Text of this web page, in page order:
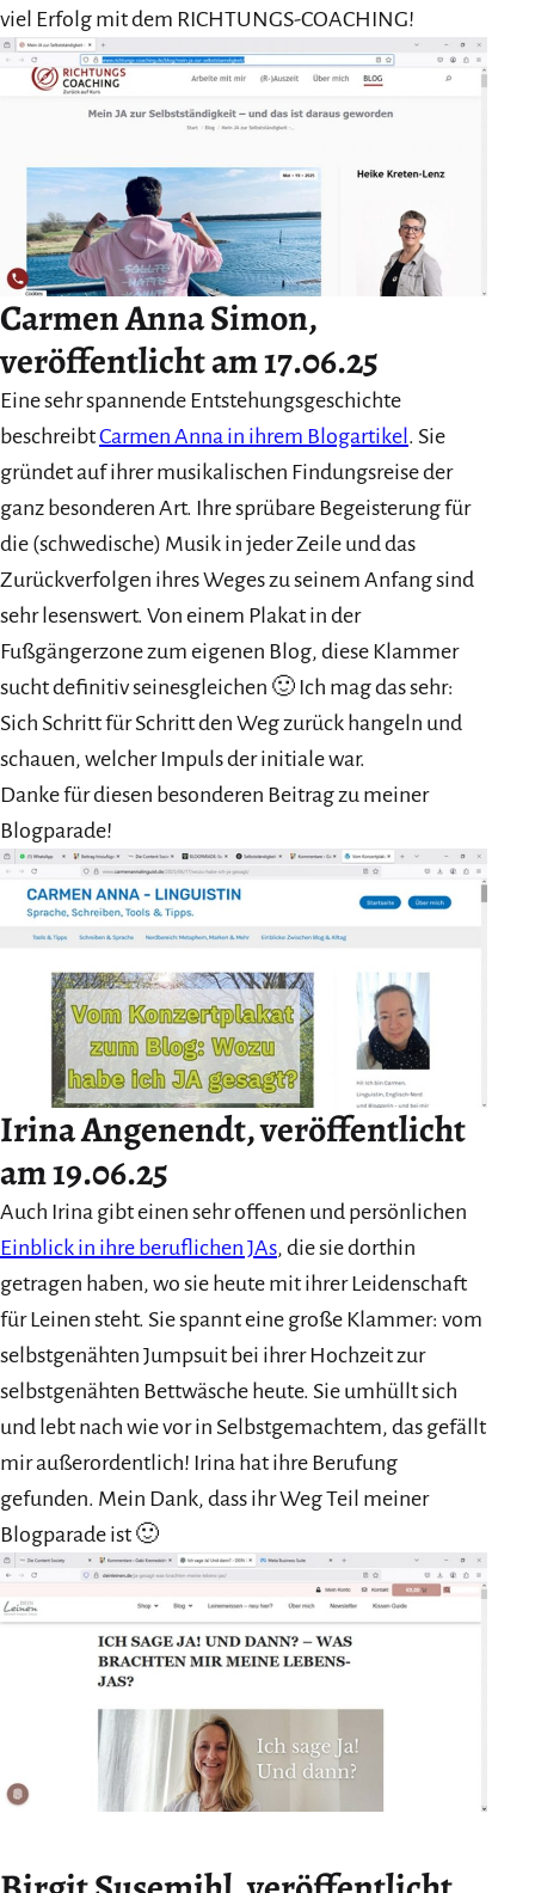
viel Erfolg mit dem RICHTUNGS-COACHING!
Carmen Anna Simon,
veröffentlicht am 17.06.25
Eine sehr spannende Entstehungsgeschichte
beschreibtCarmen Anna in ihrem Blogartikel. Sie
gründet auf ihrer musikalischen Findungsreise der
ganz besonderen Art. Ihre sprübare Begeisterung für
die (schwedische) Musik in jeder Zeile und das
Zurückverfolgen ihres Weges zu seinem Anfang sind
sehr lesenswert. Von einem Plakat in der
Fußgängerzone zum eigenen Blog, diese Klammer
sucht definitiv seinesgleichen 🙂 Ich mag das sehr:
Sich Schritt für Schritt den Weg zurück hangeln und
schauen, welcher Impuls der initiale war.
Danke für diesen besonderen Beitrag zu meiner
Blogparade!
Irina Angenendt, veröffentlicht
am 19.06.25
Auch Irina gibt einen sehr offenen und persönlichen
Einblick in ihre beruflichen JAs, die sie dorthin
getragen haben, wo sie heute mit ihrer Leidenschaft
für Leinen steht. Sie spannt eine große Klammer: vom
selbstgenähten Jumpsuit bei ihrer Hochzeit zur
selbstgenähten Bettwäsche heute. Sie umhüllt sich
und lebt nach wie vor in Selbstgemachtem, das gefällt
mir außerordentlich! Irina hat ihre Berufung
gefunden. Mein Dank, dass ihr Weg Teil meiner
Blogparade ist 🙂